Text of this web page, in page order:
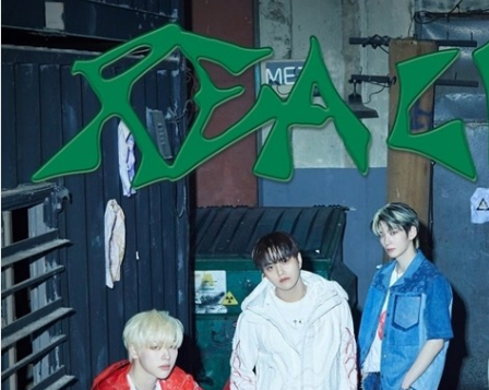
AI Native Enterprise를 지원하는 AI Ready Data